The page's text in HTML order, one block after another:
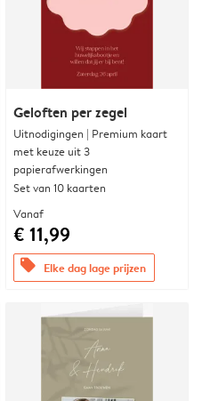
Geloften per zegel
Uitnodigingen | Premium kaart
met keuze uit 3
papierafwerkingen
Set van 10 kaarten
Vanaf
€ 11,99
offers Elke dag lage prijzen